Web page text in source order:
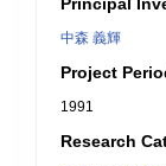
中森 義輝
Project
1991
Research